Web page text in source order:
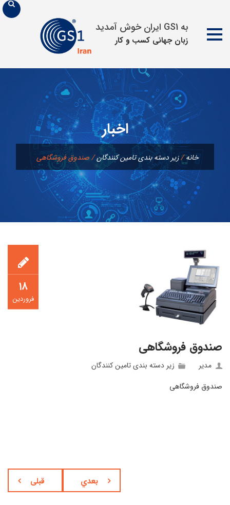
به GS1 ایران خوش آمدید
زبان جهانی كسب و كار
محتوا
اخبار
خانه/زیر دسته بندی تامين كنندگان/صندوق فروشگاهی
۱۸
فروردین
صندوق فروشگاهی
مدیر
زیر دسته بندی تامين كنندگان
صندوق فروشگاهی
قبلی بعدي